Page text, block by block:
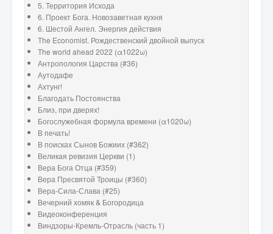
5. Территория Исхода
6. Проект Бога. Новозаветная кухня
6. Шестой Ангел. Энергия действия
The Economist. Рождественский двойной выпуск
The world ahead 2022 (α1022ω)
Антропология Царства (#36)
Аутодафе
Ахтунг!
Благодать Постоянства
Близ, при дверях!
Богослужебная формула времени (α1020ω)
В печать!
В поисках Сынов Божиих (#362)
Великая ревизия Церкви (1)
Вера Бога Отца (#359)
Вера Пресвятой Троицы (#360)
Вера-Сила-Слава (#25)
Вечерний хомяк & Богородица
Видеоконференция
Виндзоры-Кремль-Отрасль (часть 1)